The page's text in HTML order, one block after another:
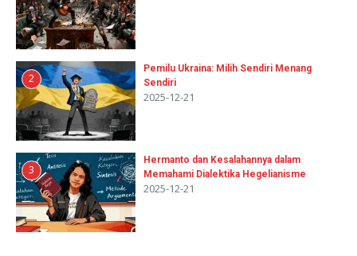
2
Pemilu Ukraina: Milih Sendiri Menang
Sendiri
2025-12-21
3
Hermanto dan Kesalahannya dalam
Memahami Dialektika Hegelianisme
2025-12-21